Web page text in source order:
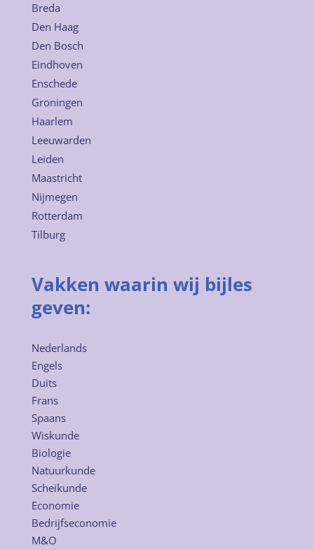
Breda
Den Haag
Den Bosch
Eindhoven
Enschede
Groningen
Haarlem
Leeuwarden
Leiden
Maastricht
Nijmegen
Rotterdam
Tilburg
Vakken waarin wij bijles
geven:
Nederlands
Engels
Duits
Frans
Spaans
Wiskunde
Biologie
Natuurkunde
Scheikunde
Economie
Bedrijfseconomie
M&O